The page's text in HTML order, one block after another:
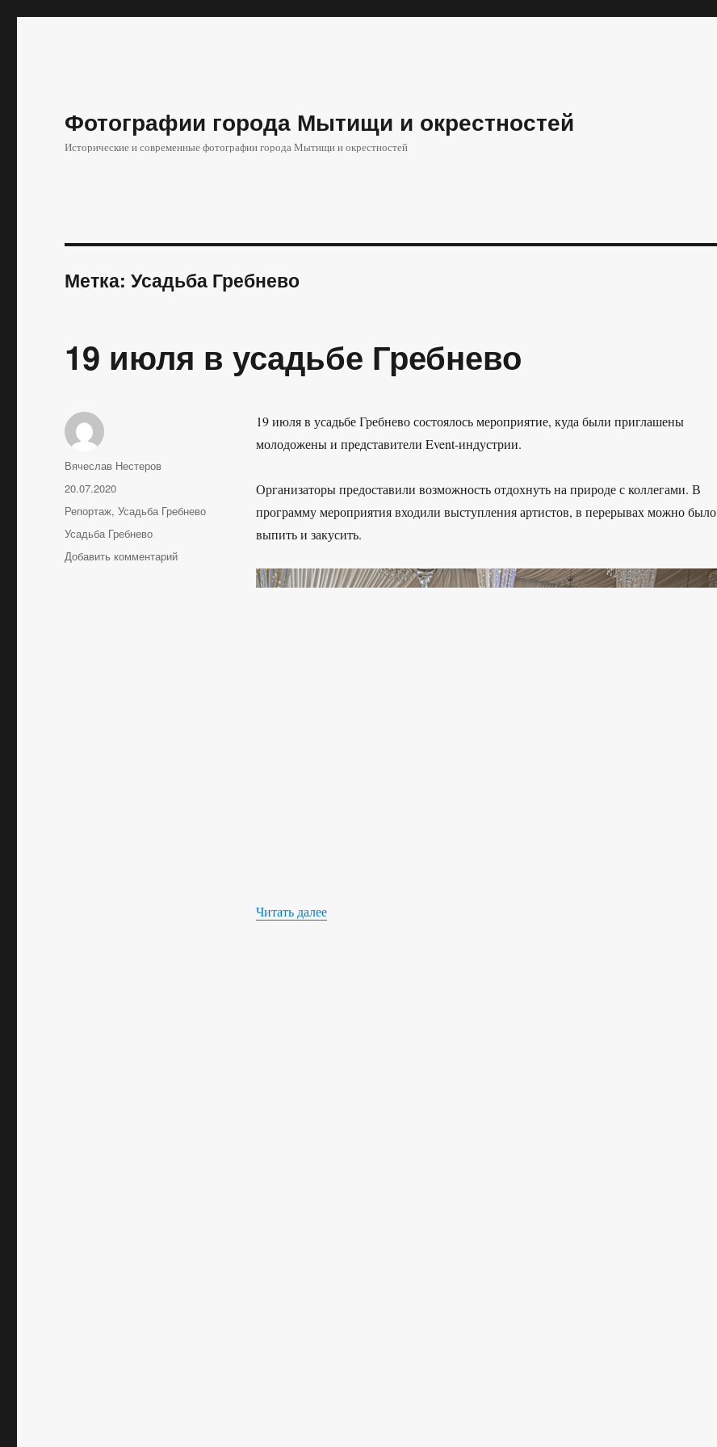
Фотографии города Мытищи и окрестностей
Исторические и современные фотографии города Мытищи и окрестностей
Метка:Усадьба Гребнево
19 июля в усадьбе Гребнево
19 июля в усадьбе Гребнево состоялось мероприятие, куда были приглашены
молодожены и представители Event-индустрии.
Организаторы предоставили возможность отдохнуть на природе с коллегами. В
программу мероприятия входили выступления артистов, в перерывах можно было
выпить и закусить.
Читать далее«19 июля в усадьбе Гребнево»
Автор
Вячеслав Нестеров
Опубликовано
20.07.2020
Рубрики
Репортаж,Усадьба Гребнево
Метки
Усадьба Гребнево
Добавить комментарийк